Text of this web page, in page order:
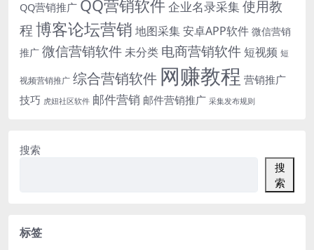
QQ营销推广 QQ营销软件企业名录采集使用教
程博客论坛营销 地图采集安卓APP软件 微信营销
推广 微信营销软件未分类 电商营销软件短视频 短
视频营销推广 综合营销软件 网赚教程 营销推广
技巧 虎妞社区软件 邮件营销 邮件营销推广 采集发布规则
搜索
搜
索
标签